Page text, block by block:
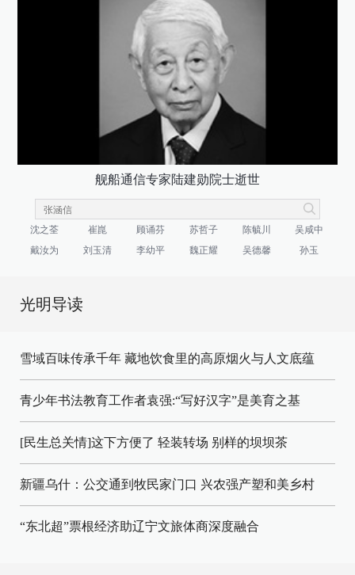
舰船通信专家陆建勋院士逝世
沈之荃 崔崑 顾诵芬 苏哲子 陈毓川
吴咸中
戴汝为
刘玉清 李幼平 魏正耀 吴德馨 孙玉
光明导读
雪域百味传承千年 藏地饮食里的高原烟火与人文底蕴
青少年书法教育工作者袁强:“写好汉字”是美育之基
[民生总关情]这下方便了 轻装转场 别样的坝坝茶
新疆乌什：公交通到牧民家门口 兴农强产塑和美乡村
“东北超”票根经济助辽宁文旅体商深度融合